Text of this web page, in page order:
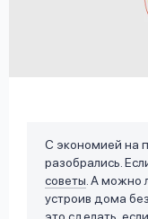
С экономией на
разобрались.
советы. А можно
устроив дома
Оформить заявку
Ответы
на